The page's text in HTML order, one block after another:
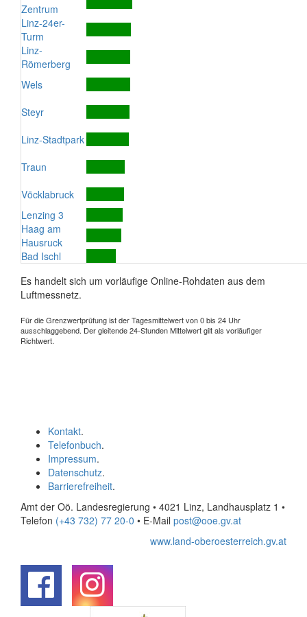
Zentrum
Linz-24er-
Turm
Linz-
Römerberg
Wels
Steyr
Linz-Stadtpark
Traun
Vöcklabruck
Lenzing 3
Haag am
Hausruck
Bad Ischl
Es handelt sich um vorläufige Online-Rohdaten aus dem
Luftmessnetz.
Für die Grenzwertprüfung ist der Tagesmittelwert von 0 bis 24 Uhr
ausschlaggebend. Der gleitende 24-Stunden Mittelwert gilt als vorläufiger
Richtwert.
Kontakt.
Telefonbuch.
Impressum.
Datenschutz.
Barrierefreiheit.
Amt der Oö. Landesregierung • 4021 Linz, Landhausplatz 1 •
Telefon (+43 732) 77 20-0 • E-Mail post@ooe.gv.at
www.land-oberoesterreich.gv.at